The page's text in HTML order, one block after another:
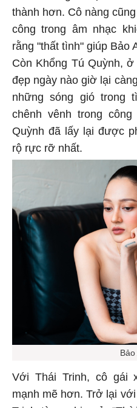
thành hơn. Cô nàng
công trong âm nhạc
rằng "thất tình" giúp Bảo
Còn Khổng Tú Quỳnh,
đẹp ngày nào giờ lại
những sóng gió trong
chênh vênh trong
Quỳnh đã lấy lại được
rộ rực rỡ nhất.
Bảo
Với Thái Trinh, cô gái
mạnh mẽ hơn. Trở lại